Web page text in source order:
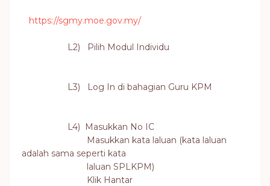
https://sgmy.moe.gov.my/
L2) Pilih Modul Individu
L3) Log In di bahagian Guru KPM
L4) Masukkan No IC
Masukkan kata laluan (kata laluan
adalah sama seperti kata
laluan SPLKPM)
Klik Hantar